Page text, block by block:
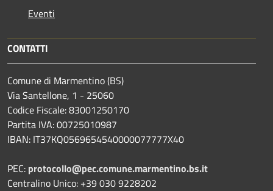
Eventi
CONTATTI
Comune di Marmentino (BS)
Via Santellone, 1 - 25060
Codice Fiscale: 83001250170
Partita IVA: 00725010987
IBAN: IT37KQ0569654540000077777X40
PEC: protocollo@pec.comune.marmentino.bs.it
Centralino Unico: +39 030 9228202